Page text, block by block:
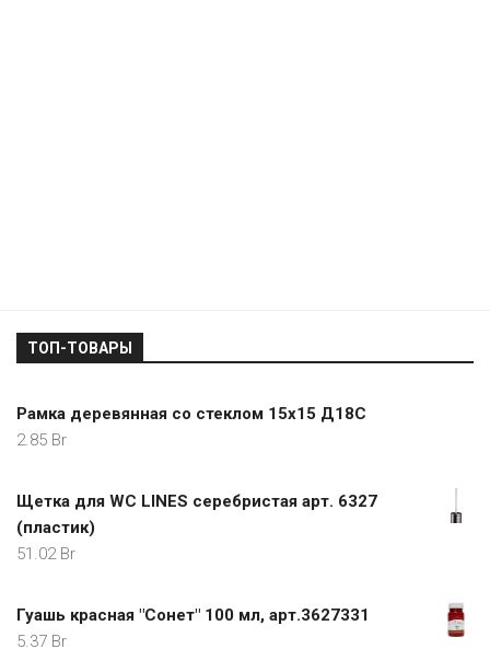
ТОП-ТОВАРЫ
Рамка деревянная со стеклом 15х15 Д18С
2.85 Br
Щетка для WC LINES серебристая арт. 6327
(пластик)
51.02 Br
Гуашь красная "Сонет" 100 мл, арт.3627331
5.37 Br